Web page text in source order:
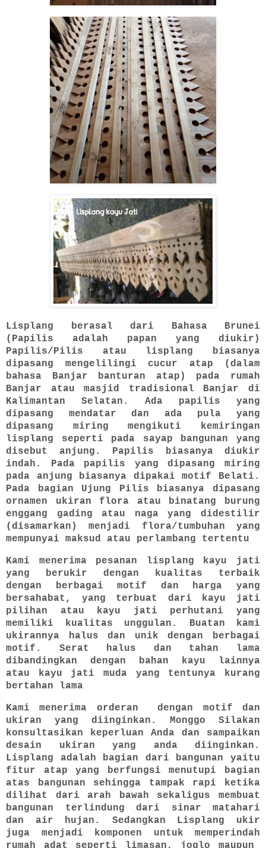
Lisplang berasal dari Bahasa Brunei
(Papilis adalah papan yang diukir)
Papilis/Pilis atau lisplang biasanya
dipasang mengelilingi cucur atap (dalam
bahasa Banjar banturan atap) pada rumah
Banjar atau masjid tradisional Banjar di
Kalimantan Selatan. Ada papilis yang
dipasang mendatar dan ada pula yang
dipasang miring mengikuti kemiringan
lisplang seperti pada sayap bangunan yang
disebut anjung. Papilis biasanya diukir
indah. Pada papilis yang dipasang miring
pada anjung biasanya dipakai motif Belati.
Pada bagian Ujung Pilis biasanya dipasang
ornamen ukiran flora atau binatang burung
enggang gading atau naga yang didestilir
(disamarkan) menjadi flora/tumbuhan yang
mempunyai maksud atau perlambang tertentu
Kami menerima pesanan lisplang kayu jati
yang berukir dengan kualitas terbaik
dengan berbagai motif dan harga yang
bersahabat, yang terbuat dari kayu jati
pilihan atau kayu jati perhutani yang
memiliki kualitas unggulan. Buatan kami
ukirannya halus dan unik dengan berbagai
motif. Serat halus dan tahan lama
dibandingkan dengan bahan kayu lainnya
atau kayu jati muda yang tentunya kurang
bertahan lama
Kami menerima orderan dengan motif dan
ukiran yang diinginkan. Monggo Silakan
konsultasikan keperluan Anda dan sampaikan
desain ukiran yang anda diinginkan.
Lisplang adalah bagian dari bangunan yaitu
fitur atap yang berfungsi menutupi bagian
atas bangunan sehingga tampak rapi ketika
dilihat dari arah bawah sekaligus membuat
bangunan terlindung dari sinar matahari
dan air hujan. Sedangkan Lisplang ukir
juga menjadi komponen untuk memperindah
rumah adat seperti limasan, joglo maupun